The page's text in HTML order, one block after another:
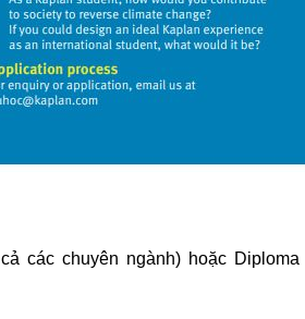
các chuyên ngành) hoặc